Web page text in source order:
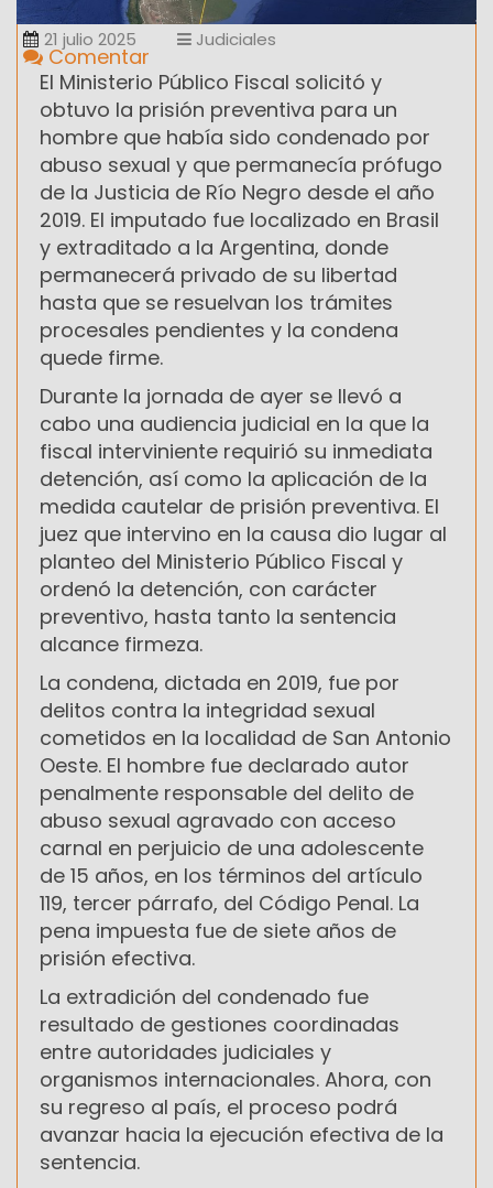
21 julio 2025 Judiciales
Comentar
El Ministerio Público Fiscal solicitó y
obtuvo la prisión preventiva para un
hombre que había sido condenado por
abuso sexual y que permanecía prófugo
de la Justicia de Río Negro desde el año
2019. El imputado fue localizado en Brasil
y extraditado a la Argentina, donde
permanecerá privado de su libertad
hasta que se resuelvan los trámites
procesales pendientes y la condena
quede firme.
Durante la jornada de ayer se llevó a
cabo una audiencia judicial en la que la
fiscal interviniente requirió su inmediata
detención, así como la aplicación de la
medida cautelar de prisión preventiva. El
juez que intervino en la causa dio lugar al
planteo del Ministerio Público Fiscal y
ordenó la detención, con carácter
preventivo, hasta tanto la sentencia
alcance firmeza.
La condena, dictada en 2019, fue por
delitos contra la integridad sexual
cometidos en la localidad de San Antonio
Oeste. El hombre fue declarado autor
penalmente responsable del delito de
abuso sexual agravado con acceso
carnal en perjuicio de una adolescente
de 15 años, en los términos del artículo
119, tercer párrafo, del Código Penal. La
pena impuesta fue de siete años de
prisión efectiva.
La extradición del condenado fue
resultado de gestiones coordinadas
entre autoridades judiciales y
organismos internacionales. Ahora, con
su regreso al país, el proceso podrá
avanzar hacia la ejecución efectiva de la
sentencia.